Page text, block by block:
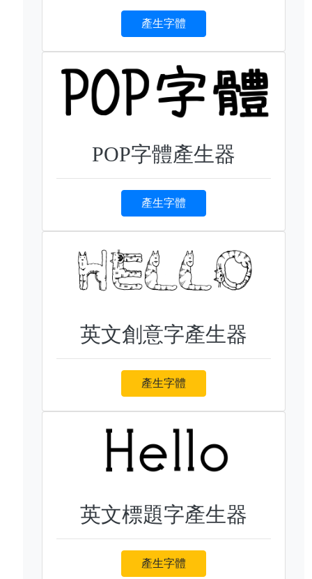
產生字體
POP字體產生器
產生字體
英文創意字產生器
產生字體
英文標題字產生器
產生字體